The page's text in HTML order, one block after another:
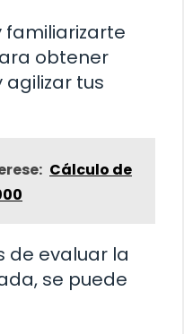
familiarizarte
obtener
tus
Cálculo de
de evaluar la
se puede